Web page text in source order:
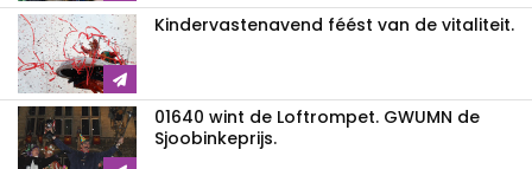
Kindervastenavend féést van de vitaliteit.
01640 wint de Loftrompet. GWUMN de
Sjoobinkeprijs.